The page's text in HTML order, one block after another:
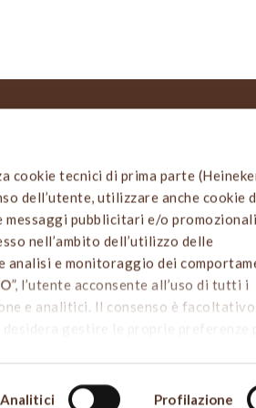
tecnici di prima parte
dell’utente, utilizzare anche cookie
pubblicitari e/o
nell’ambito dell’utilizzo delle
e monitoraggio dei
”, l’utente acconsente all’uso di tutti i
e analitici. Il consenso è facoltativo
gestire le proprie preferenze
questo banner - cliccando sulla X in
Analitici Profilazione
Informativa privacy e cookies
Termini e condizioni d’uso
Codice Etico e di
Dichiarazione di accessibilità